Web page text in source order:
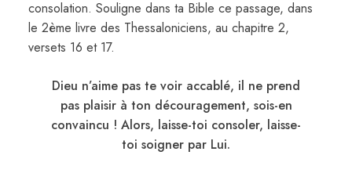
consolation. Souligne dans ta Bible ce passage, dans
le 2ème livre des Thessaloniciens, au chapitre 2,
versets 16 et 17.
Dieu n’aime pas te voir accablé, il ne prend
pas plaisir à ton découragement, sois-en
convaincu ! Alors, laisse-toi consoler, laisse-
toi soigner par Lui.